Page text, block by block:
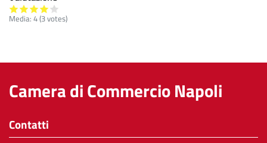
Media: 4(3votes)
Camera di Commercio Napoli
Contatti